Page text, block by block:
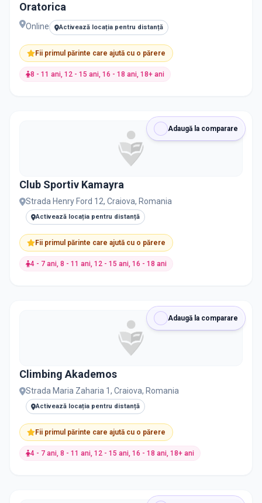
Oratorica
Online Activează locația pentru distanță
Fii primul părinte care ajută cu o părere
8 - 11 ani, 12 - 15 ani, 16 - 18 ani, 18+ ani
Adaugă la comparare
Club Sportiv Kamayra
Strada Henry Ford 12, Craiova, Romania
Activează locația pentru distanță
Fii primul părinte care ajută cu o părere
4 - 7 ani, 8 - 11 ani, 12 - 15 ani, 16 - 18 ani
Adaugă la comparare
Climbing Akademos
Strada Maria Zaharia 1, Craiova, Romania
Activează locația pentru distanță
Fii primul părinte care ajută cu o părere
4 - 7 ani, 8 - 11 ani, 12 - 15 ani, 16 - 18 ani, 18+ ani